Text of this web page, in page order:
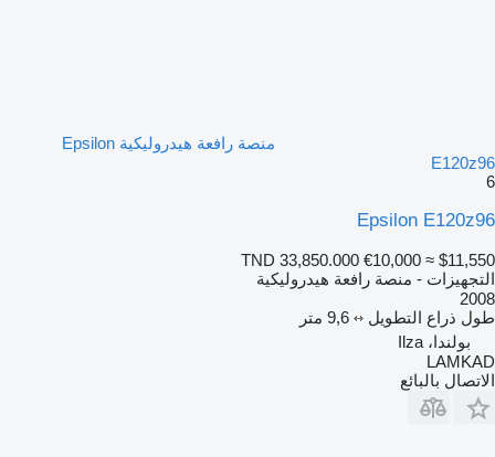
منصة رافعة هيدروليكية Epsilon
E120z96
6
Epsilon E120z96
TND 33,850.000 €10,000 ≈ $11,550
التجهيزات - منصة رافعة هيدروليكية
2008
طول ذراع التطويل
9,6 متر
بولندا، Ilza
LAMKAD
الاتصال بالبائع